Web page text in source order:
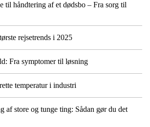
til håndtering af et dødsbo – Fra sorg til
rejsetrends i 2025
Fra symptomer til løsning
temperatur i industri
af store og tunge ting: Sådan gør du det